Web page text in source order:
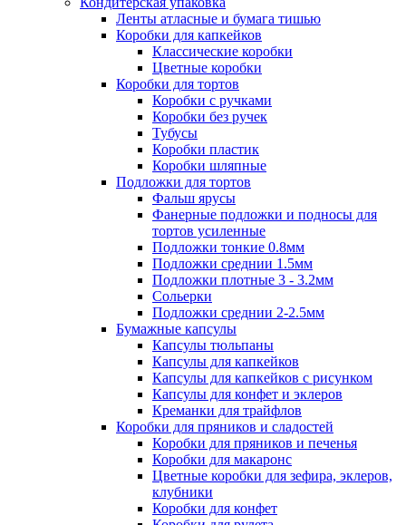
Ленты атласные и бумага тишью
Коробки для капкейков
Классические коробки
Цветные коробки
Коробки для тортов
Коробки с ручками
Коробки без ручек
Тубусы
Коробки пластик
Коробки шляпные
Подложки для тортов
Фальш ярусы
Фанерные подложки и подносы для
тортов усиленные
Подложки тонкие 0.8мм
Подложки среднии 1.5мм
Подложки плотные 3 - 3.2мм
Сольерки
Подложки среднии 2-2.5мм
Бумажные капсулы
Капсулы тюльпаны
Капсулы для капкейков
Капсулы для капкейков с рисунком
Капсулы для конфет и эклеров
Креманки для трайфлов
Коробки для пряников и сладостей
Коробки для пряников и печенья
Коробки для макаронс
Цветные коробки для зефира, эклеров,
клубники
Коробки для конфет